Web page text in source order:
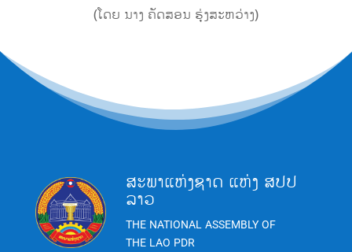
(ໂດຍ ນາງ ຄັດສອນ ຮຸ່ງສະຫວ່າງ)
ສະພາແຫ່ງຊາດ ແຫ່ງ ສປປ
ລາວ
THE NATIONAL ASSEMBLY OF
THE LAO PDR